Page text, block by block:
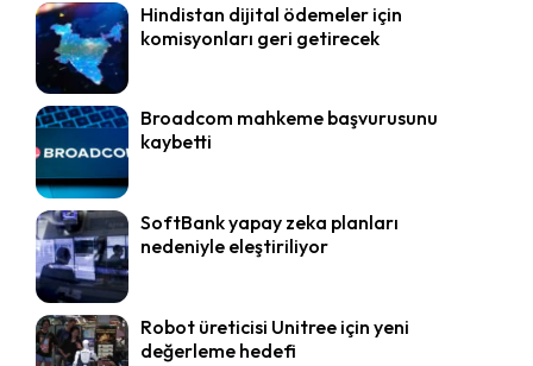
Hindistan dijital ödemeler için
komisyonları geri getirecek
Broadcom mahkeme başvurusunu
kaybetti
SoftBank yapay zeka planları
nedeniyle eleştiriliyor
Robot üreticisi Unitree için yeni
değerleme hedefi